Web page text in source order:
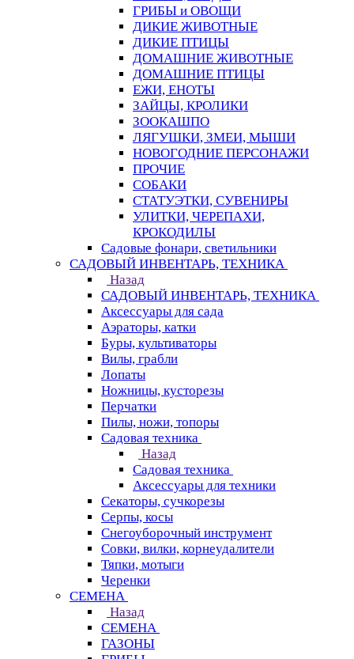
ГРИБЫ и ОВОЩИ
ДИКИЕ ЖИВОТНЫЕ
ДИКИЕ ПТИЦЫ
ДОМАШНИЕ ЖИВОТНЫЕ
ДОМАШНИЕ ПТИЦЫ
ЕЖИ, ЕНОТЫ
ЗАЙЦЫ, КРОЛИКИ
ЗООКАШПО
ЛЯГУШКИ, ЗМЕИ, МЫШИ
НОВОГОДНИЕ ПЕРСОНАЖИ
ПРОЧИЕ
СОБАКИ
СТАТУЭТКИ, СУВЕНИРЫ
УЛИТКИ, ЧЕРЕПАХИ,
КРОКОДИЛЫ
Садовые фонари, светильники
САДОВЫЙ ИНВЕНТАРЬ, ТЕХНИКА
Назад
САДОВЫЙ ИНВЕНТАРЬ, ТЕХНИКА
Аксессуары для сада
Аэраторы, катки
Буры, культиваторы
Вилы, грабли
Лопаты
Ножницы, кусторезы
Перчатки
Пилы, ножи, топоры
Садовая техника
Назад
Садовая техника
Аксессуары для техники
Секаторы, сучкорезы
Серпы, косы
Снегоуборочный инструмент
Совки, вилки, корнеудалители
Тяпки, мотыги
Черенки
СЕМЕНА
Назад
СЕМЕНА
ГАЗОНЫ